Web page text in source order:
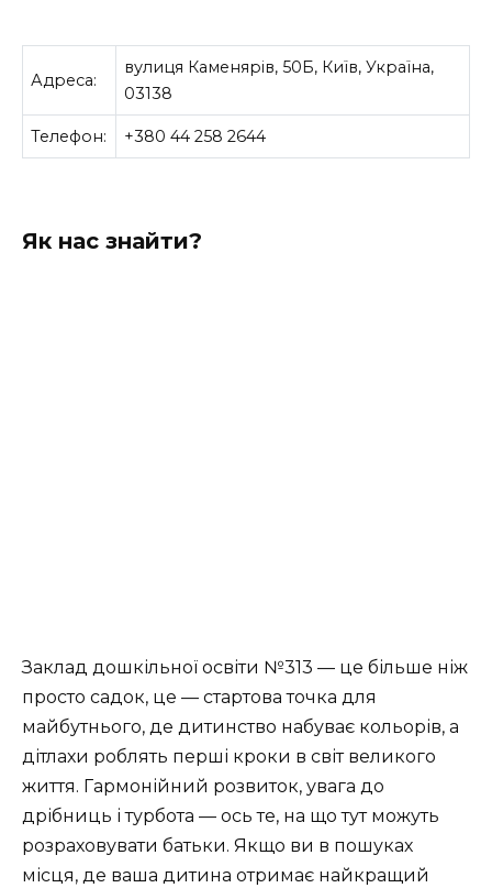
Адреса:
вулиця Каменярів, 50Б, Київ, Україна,
03138
Телефон: +380 44 258 2644
Як нас знайти?
Заклад дошкільної освіти №313 — це більше ніж
просто садок, це — стартова точка для
майбутнього, де дитинство набуває кольорів, а
дітлахи роблять перші кроки в світ великого
життя. Гармонійний розвиток, увага до
дрібниць і турбота — ось те, на що тут можуть
розраховувати батьки. Якщо ви в пошуках
місця, де ваша дитина отримає найкращий